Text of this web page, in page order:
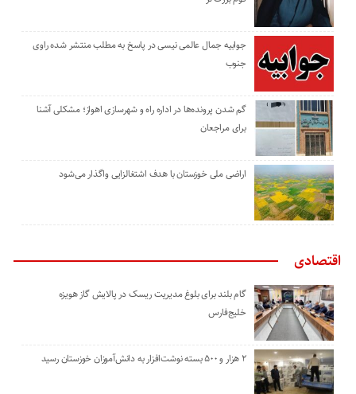
جوابیه جمال عالمی نیسی در پاسخ به مطلب منتشر شده راوی
جنوب
گم شدن پرونده‌ها در اداره راه و شهرسازی اهواز؛ مشکلی آشنا
برای مراجعان
اراضی ملی خوزستان با هدف اشتغالزایی واگذار می‌شود
اقتصادی
گام بلند برای بلوغ مدیریت ریسک در پالایش گاز هویزه
خلیج‌فارس
۲ هزار و ۵۰۰ بسته نوشت‌افزار به دانش‌آموزان خوزستان رسید